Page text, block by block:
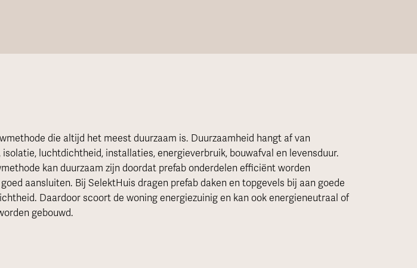
die altijd het meest duurzaam is. Duurzaamheid hangt af van
luchtdichtheid, installaties, energieverbruik, bouwafval en levensduur.
kan duurzaam zijn doordat prefab onderdelen efficiënt worden
aansluiten. Bij SelektHuis dragen prefab daken en topgevels bij aan goede
Daardoor scoort de woning energiezuinig en kan ook energieneutraal of
gebouwd.